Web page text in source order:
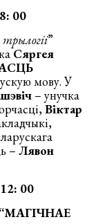
00
”
Сяргея
мову. У
– унучка
Віктар
– Лявон
00
“МАГІЧНАЕ